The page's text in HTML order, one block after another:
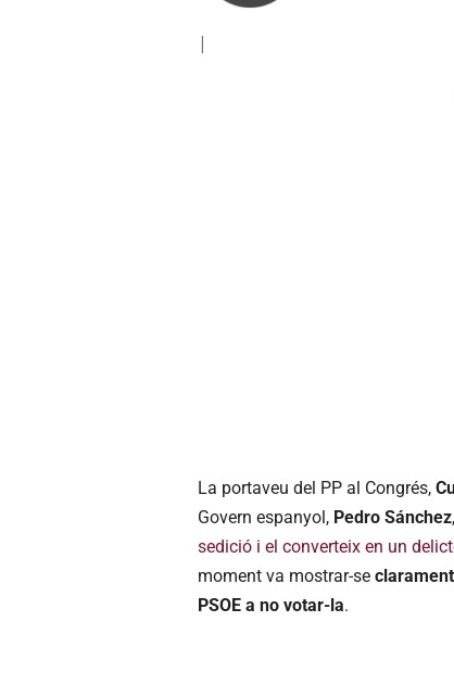
|
La portaveu del PP al Congrés,
Govern espanyol, Pedro Sánchez
sedició i el converteix en un
moment va mostrar-se
PSOE a no votar-la.